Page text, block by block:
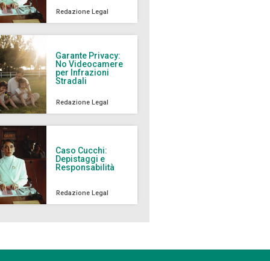
Redazione Legal
Garante Privacy:
No Videocamere
per Infrazioni
Stradali
Redazione Legal
Caso Cucchi:
Depistaggi e
Responsabilità
Redazione Legal